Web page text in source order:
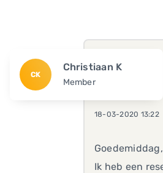
CK
Christiaan K
Member
18-03-2020 13:22
Goedemiddag,
Ik heb een